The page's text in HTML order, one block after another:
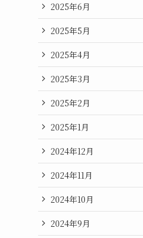
2025年6月
2025年5月
2025年4月
2025年3月
2025年2月
2025年1月
2024年12月
2024年11月
2024年10月
2024年9月